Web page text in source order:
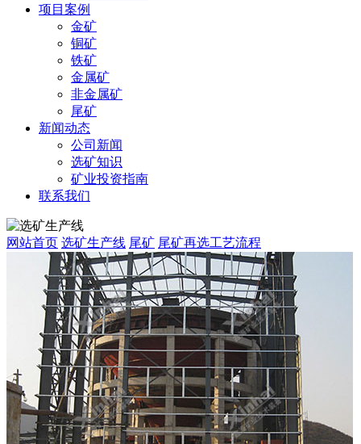
项目案例
金矿
铜矿
铁矿
金属矿
非金属矿
尾矿
新闻动态
公司新闻
选矿知识
矿业投资指南
联系我们
网站首页 选矿生产线 尾矿 尾矿再选工艺流程